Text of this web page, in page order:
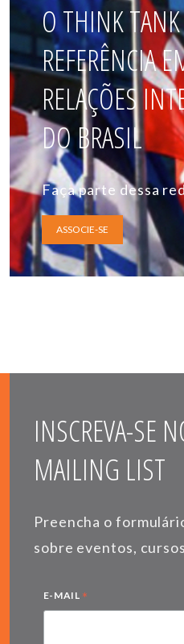
O THINK
REFERÊNCIA
RELAÇÕES
DO BRASIL
Faça parte dessa
ASSOCIE-SE
INSCREVA-SE
MAILING LIST
Preencha o
sobre eventos,
E-MAIL *